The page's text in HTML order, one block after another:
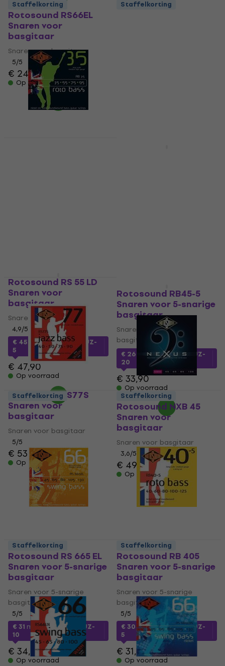
Rotosound RS66EL
Snaren voor
basgitaar
Snaren voor basgitaar
5/5
€ 24,50
Op voorraad
Staffelkorting Staffelkorting
Rotosound RS 55 LD
Snaren voor
basgitaar
Snaren voor basgitaar
4,9/5
€ 45
met codeMUZMUZ-
5
€ 47,90
Op voorraad
Rotosound RB45-5
Snaren voor 5-snarige
basgitaar
Snaren voor 5-snarige
basgitaar
€ 26 met codeMUZMUZ-
20
€ 33,90
Op voorraad
Rotosound RS77S
Snaren voor
basgitaar
Snaren voor basgitaar
5/5
€ 53,90
Op voorraad
Rotosound NXB 45
Snaren voor
basgitaar
Snaren voor basgitaar
3,6/5
€ 49,90
Op voorraad
Staffelkorting
Rotosound RS 665 EL
Snaren voor 5-snarige
basgitaar
Snaren voor 5-snarige
basgitaar
5/5
€ 31 met code MUZMUZ-
10
€ 34,90
Op voorraad
Staffelkorting
Rotosound RB 405
Snaren voor 5-snarige
basgitaar
Snaren voor 5-snarige
basgitaar
5/5
€ 30met codeMUZMUZ-
5
€ 31,90
Op voorraad
Staffelkorting Staffelkorting